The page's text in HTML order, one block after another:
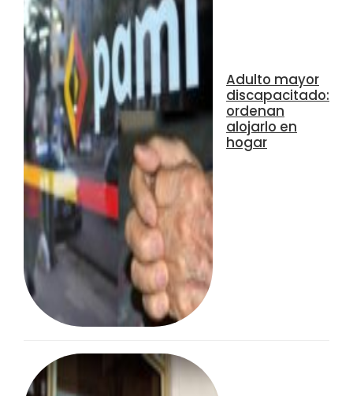
Adulto mayor
discapacitado:
ordenan
alojarlo en
hogar